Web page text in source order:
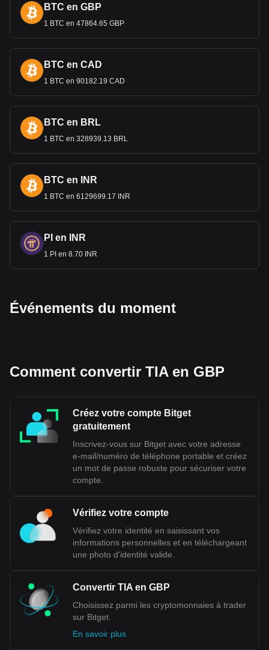
BTC en GBP
1 BTC en 47864.65 GBP
BTC en CAD
1 BTC en 90182.19 CAD
BTC en BRL
1 BTC en 328939.13 BRL
BTC en INR
1 BTC en 6129699.17 INR
PI en INR
1 PI en 8.70 INR
Événements du moment
Comment convertir TIA en GBP
Créez votre compte Bitget
gratuitement
Inscrivez-vous sur Bitget avec votre adresse
e-mail/numéro de téléphone portable et créez
un mot de passe robuste pour sécuriser votre
compte.
Vérifiez votre compte
Vérifiez votre identité en saisissant vos
informations personnelles et en téléchargeant
une photo d'identité valide.
Convertir TIA en GBP
Choisissez parmi les cryptomonnaies à trader
sur Bitget.
En savoir plus